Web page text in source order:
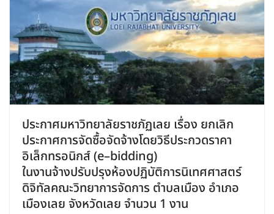
ประกาศมหาวิทยาลัยราชภัฏเลย เรื่อง ยกเลิก
ประกาศการจัดซื้อจัดจ้างโดยวิธีประกวดราคา
อิเล็กทรอนิกส์ (e–bidding)
ในงานจ้างปรับปรุงห้องปฏิบัติการนิเทศศาสตร์
ดิจิทัลคณะวิทยาการจัดการ ตำบลเมือง อำเภอ
เมืองเลย จังหวัดเลย จำนวน 1 งาน